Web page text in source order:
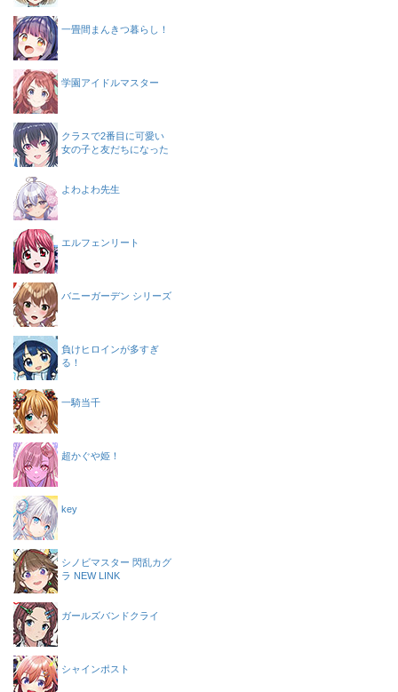
一畳間まんきつ暮らし！
学園アイドルマスター
クラスで2番目に可愛い
女の子と友だちになった
よわよわ先生
エルフェンリート
バニーガーデン シリーズ
負けヒロインが多すぎ
る！
一騎当千
超かぐや姫！
key
シノビマスター 閃乱カグ
ラ NEW LINK
ガールズバンドクライ
シャインポスト